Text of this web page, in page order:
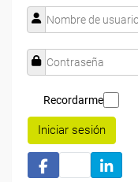
Recordarme
Iniciar sesión